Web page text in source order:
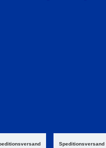
Speditionsversand